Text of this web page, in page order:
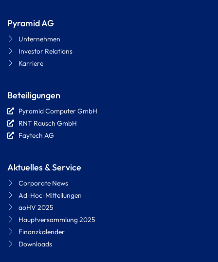
Pyramid AG
Unternehmen
Investor Relations
Karriere
Beteiligungen
Pyramid Computer GmbH
RNT Rausch GmbH
Faytech AG
Aktuelles & Service
Corporate News
Ad-Hoc-Mitteilungen
aoHV 2025
Hauptversammlung 2025
Finanzkalender
Downloads